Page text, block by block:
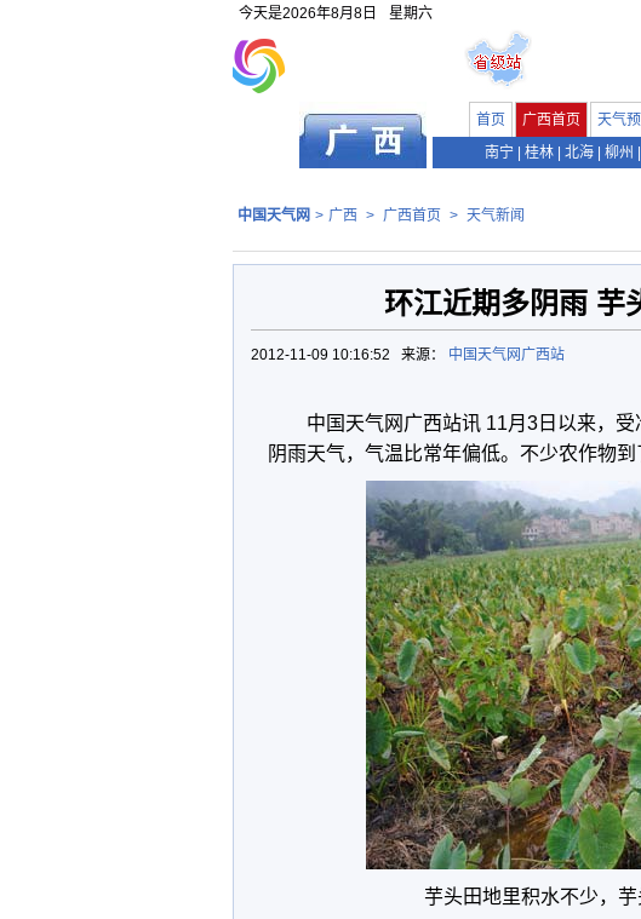
今天是2026年8月8日 星期六
首页 广西首页 天气
南宁
桂林 北海 柳州
中国天气网 > 广西 > 广西首页 > 天气新闻
环江近期多阴雨 芋
2012-11-09 10:16:52 来源： 中国天气网广西站
中国天气网广西站讯 11月3日以来，
阴雨天气，气温比常年偏低。不少农作物
芋头田地里积水不少，